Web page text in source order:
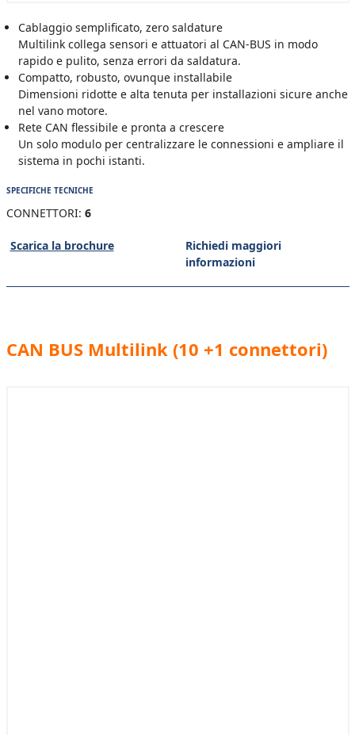
Cablaggio semplificato, zero saldature
Multilink collega sensori e attuatori al CAN-BUS in modo
rapido e pulito, senza errori da saldatura.
Compatto, robusto, ovunque installabile
Dimensioni ridotte e alta tenuta per installazioni sicure anche
nel vano motore.
Rete CAN flessibile e pronta a crescere
Un solo modulo per centralizzare le connessioni e ampliare il
sistema in pochi istanti.
SPECIFICHE TECNICHE
CONNETTORI: 6
Scarica la brochure
Richiedi maggiori
informazioni
CAN BUS Multilink (10 +1 connettori)